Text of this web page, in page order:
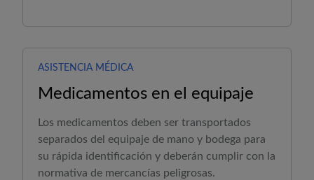
ASISTENCIA MÉDICA
Medicamentos en el equipaje
Los medicamentos deben ser transportados
separados del equipaje de mano y bodega para
su rápida identificación y deberán cumplir con la
normativa de mercancías peligrosas.